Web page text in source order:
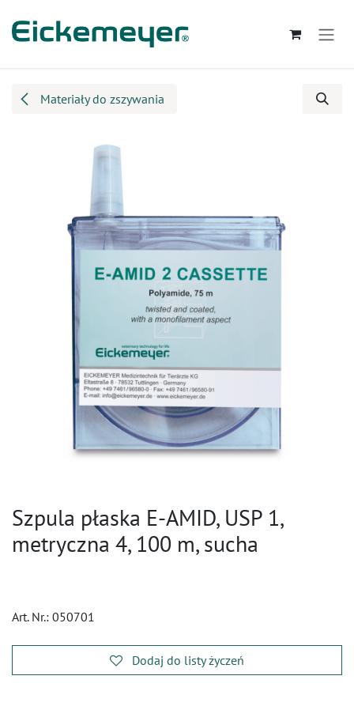
Materiały do zszywania
Szpula płaska E-AMID, USP 1,
metryczna 4, 100 m, sucha
Art. Nr.: 050701
Dodaj do listy życzeń